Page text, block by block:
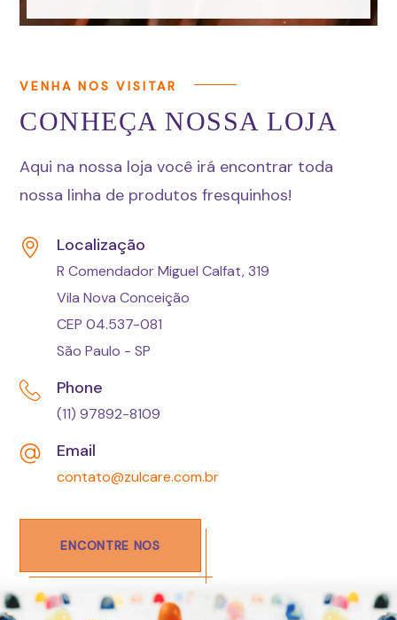
VENHA NOS VISITAR
CONHEÇA NOSSA LOJA
Aqui na nossa loja você irá encontrar toda
nossa linha de produtos fresquinhos!
Localização
R Comendador Miguel Calfat, 319
Vila Nova Conceição
CEP 04.537-081
São Paulo - SP
Phone
(11) 97892-8109
Email
contato@zulcare.com.br
ENCONTRE NOS